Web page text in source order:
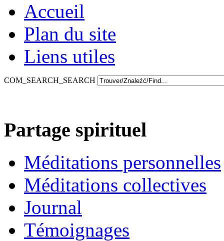
Accueil
Plan du site
Liens utiles
COM_SEARCH_SEARCH
Partage spirituel
Méditations personnelles
Méditations collectives
Journal
Témoignages